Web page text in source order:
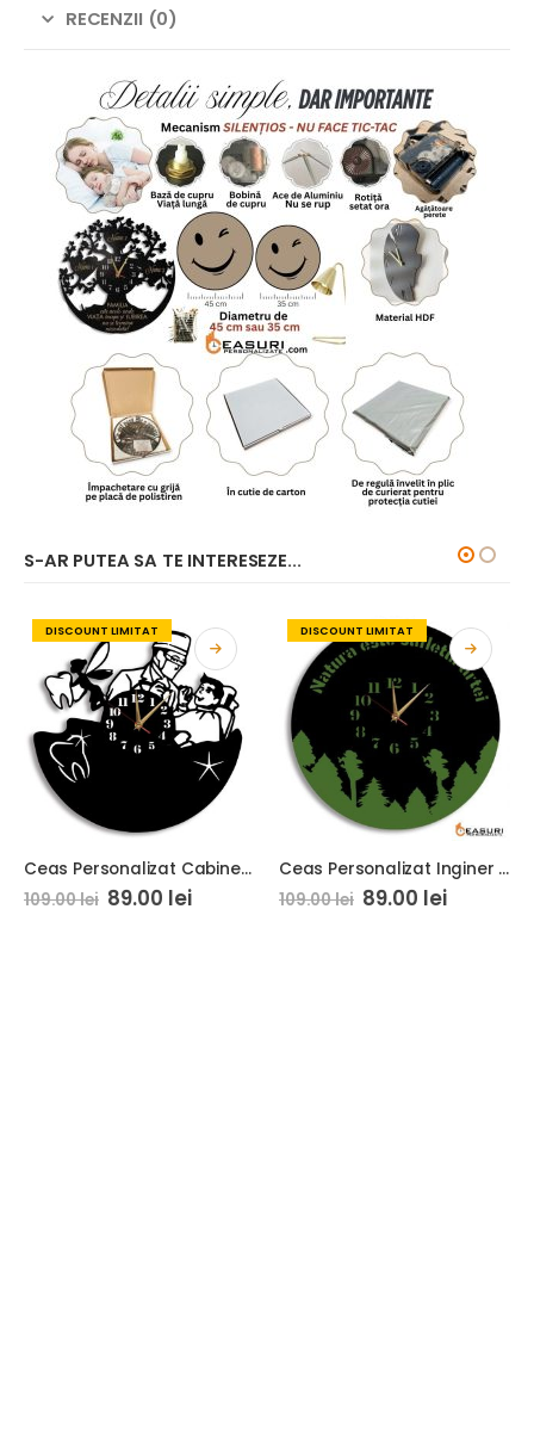
RECENZII (0)
S-AR PUTEA SA TE INTERESEZE...
DISCOUNT LIMITAT
Ceas Personalizat Cabinet Stomatologic 04
109.00lei 89.00 lei
DISCOUNT LIMITAT
Ceas Personalizat Inginer Silvic
109.00lei 89.00 lei